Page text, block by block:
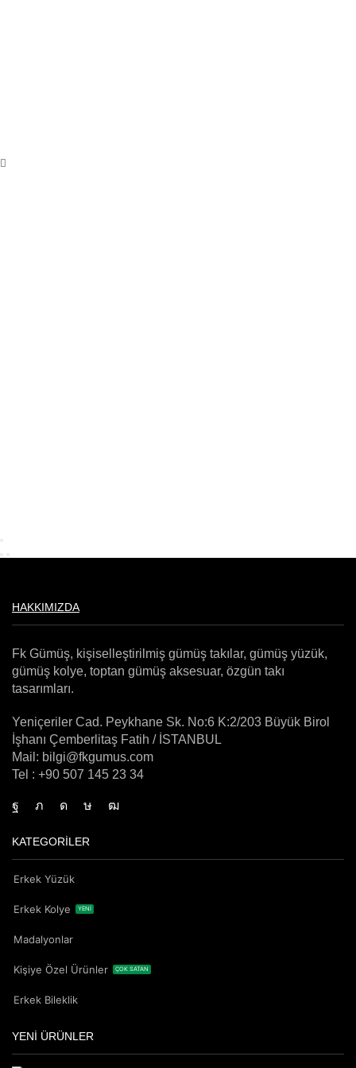
HAKKIMIZDA
Fk Gümüş, kişiselleştirilmiş gümüş takılar, gümüş yüzük,
gümüş kolye, toptan gümüş aksesuar, özgün takı
tasarımları.
Yeniçeriler Cad. Peykhane Sk. No:6 K:2/203 Büyük Birol
İşhanı Çemberlitaş Fatih / İSTANBUL
Mail: bilgi@fkgumus.com
Tel : +90 507 145 23 34
KATEGORİLER
Erkek Yüzük
Erkek Kolye YENİ
Madalyonlar
Kişiye Özel Ürünler ÇOK SATAN
Erkek Bileklik
YENİ ÜRÜNLER